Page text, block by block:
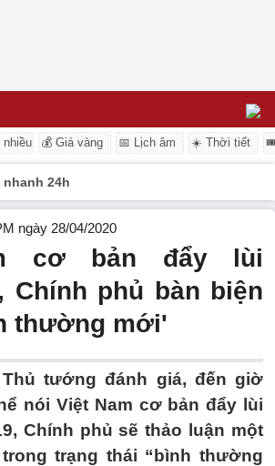
nhiều 💰 Giá vàng 📅 Lịch âm ☀️ Thời tiết
nhanh 24h
ngày 28/04/2020
cơ bản đẩy lùi
Chính phủ bàn biện
thường mới'
Thủ tướng đánh giá, đến giờ
nói Việt Nam cơ bản đẩy lùi
Chính phủ sẽ thảo luận một
trạng thái “bình thường